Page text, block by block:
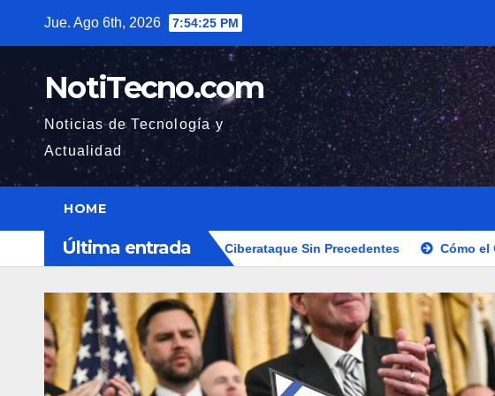
contenido
Jue. Ago 6th, 2026 7:54:26 PM
NotiTecno.com
Noticias de Tecnología y
Actualidad
HOME
Última entrada
Hugging Face en Ciberataque Sin Precedentes Cómo el GENIUS Act y